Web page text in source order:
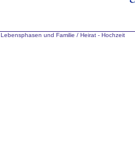
Lebensphasen und Familie / Heirat - Hochzeit